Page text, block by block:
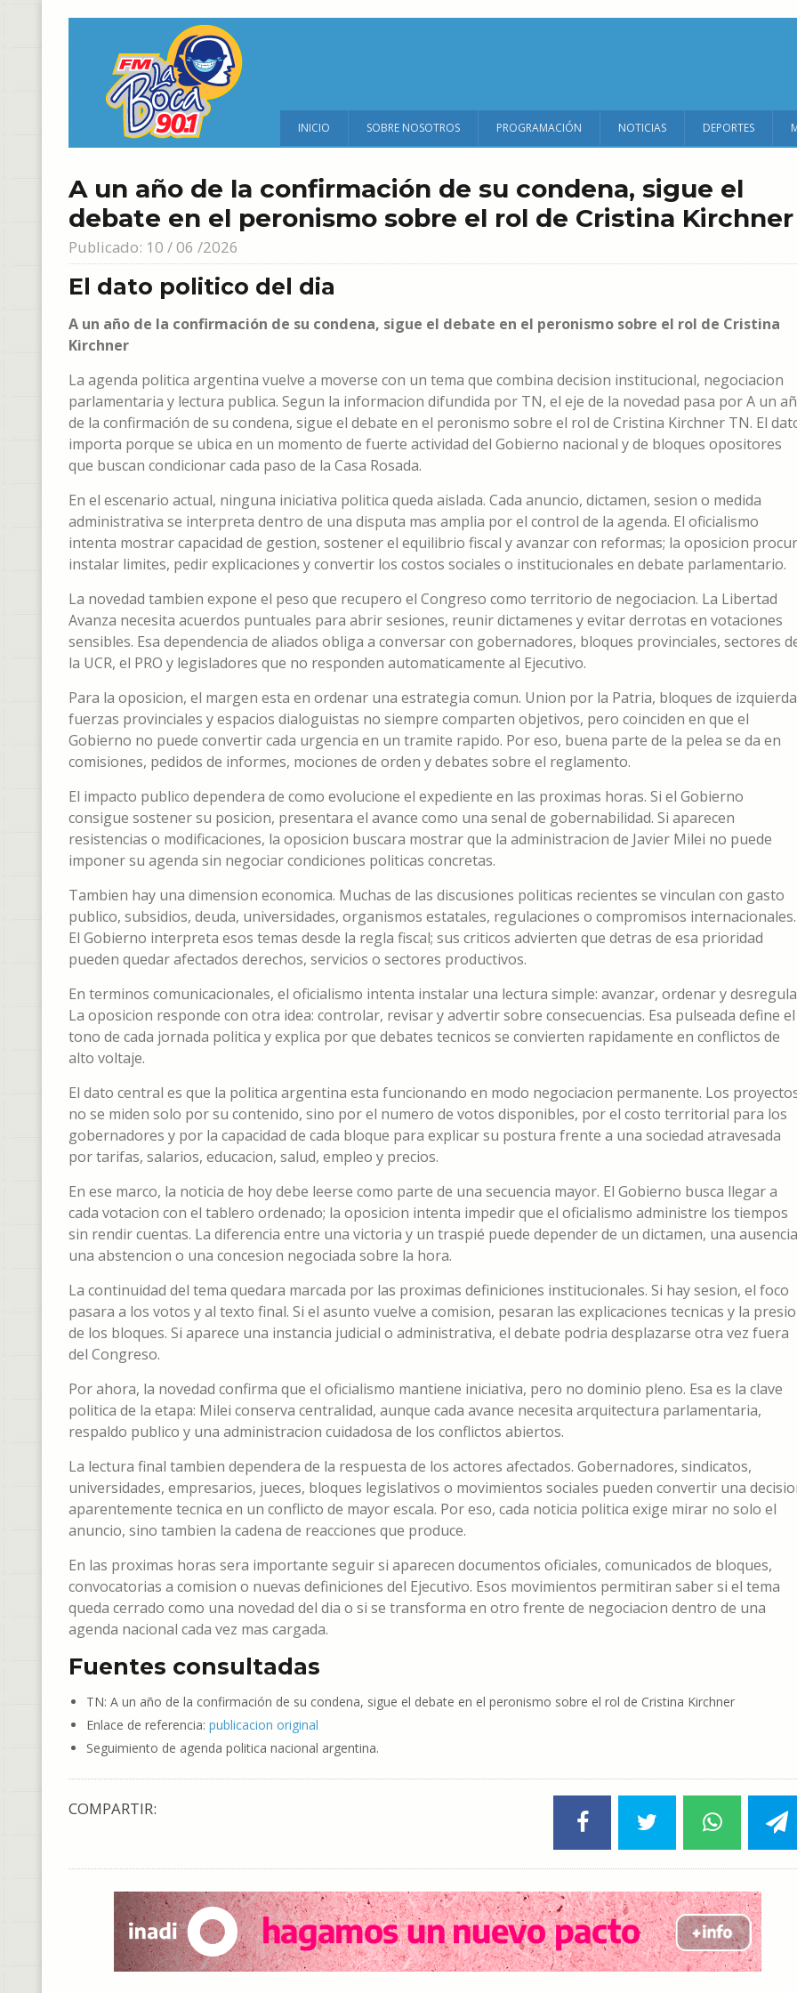
INICIO SOBRE NOSOTROS PROGRAMACIÓN NOTICIAS DEPORTES
A un año de la confirmación de su condena, sigue el
debate en el peronismo sobre el rol de Cristina Kirchner
Publicado: 10 / 06 /2026
El dato politico del dia
A un año de la confirmación de su condena, sigue el debate en el peronismo sobre el rol de Cristina
Kirchner
La agenda politica argentina vuelve a moverse con un tema que combina decision institucional, negociacion
parlamentaria y lectura publica. Segun la informacion difundida por TN, el eje de la novedad pasa por A un
de la confirmación de su condena, sigue el debate en el peronismo sobre el rol de Cristina Kirchner TN. El
importa porque se ubica en un momento de fuerte actividad del Gobierno nacional y de bloques opositores
que buscan condicionar cada paso de la Casa Rosada.
En el escenario actual, ninguna iniciativa politica queda aislada. Cada anuncio, dictamen, sesion o medida
administrativa se interpreta dentro de una disputa mas amplia por el control de la agenda. El oficialismo
intenta mostrar capacidad de gestion, sostener el equilibrio fiscal y avanzar con reformas; la oposicion
instalar limites, pedir explicaciones y convertir los costos sociales o institucionales en debate parlamentario.
La novedad tambien expone el peso que recupero el Congreso como territorio de negociacion. La Libertad
Avanza necesita acuerdos puntuales para abrir sesiones, reunir dictamenes y evitar derrotas en votaciones
sensibles. Esa dependencia de aliados obliga a conversar con gobernadores, bloques provinciales, sectores
la UCR, el PRO y legisladores que no responden automaticamente al Ejecutivo.
Para la oposicion, el margen esta en ordenar una estrategia comun. Union por la Patria, bloques de
fuerzas provinciales y espacios dialoguistas no siempre comparten objetivos, pero coinciden en que el
Gobierno no puede convertir cada urgencia en un tramite rapido. Por eso, buena parte de la pelea se da en
comisiones, pedidos de informes, mociones de orden y debates sobre el reglamento.
El impacto publico dependera de como evolucione el expediente en las proximas horas. Si el Gobierno
consigue sostener su posicion, presentara el avance como una senal de gobernabilidad. Si aparecen
resistencias o modificaciones, la oposicion buscara mostrar que la administracion de Javier Milei no puede
imponer su agenda sin negociar condiciones politicas concretas.
Tambien hay una dimension economica. Muchas de las discusiones politicas recientes se vinculan con gasto
publico, subsidios, deuda, universidades, organismos estatales, regulaciones o compromisos internacionales.
El Gobierno interpreta esos temas desde la regla fiscal; sus criticos advierten que detras de esa prioridad
pueden quedar afectados derechos, servicios o sectores productivos.
En terminos comunicacionales, el oficialismo intenta instalar una lectura simple: avanzar, ordenar y
La oposicion responde con otra idea: controlar, revisar y advertir sobre consecuencias. Esa pulseada define el
tono de cada jornada politica y explica por que debates tecnicos se convierten rapidamente en conflictos de
alto voltaje.
El dato central es que la politica argentina esta funcionando en modo negociacion permanente. Los
no se miden solo por su contenido, sino por el numero de votos disponibles, por el costo territorial para los
gobernadores y por la capacidad de cada bloque para explicar su postura frente a una sociedad atravesada
por tarifas, salarios, educacion, salud, empleo y precios.
En ese marco, la noticia de hoy debe leerse como parte de una secuencia mayor. El Gobierno busca llegar a
cada votacion con el tablero ordenado; la oposicion intenta impedir que el oficialismo administre los tiempos
sin rendir cuentas. La diferencia entre una victoria y un traspié puede depender de un dictamen, una
una abstencion o una concesion negociada sobre la hora.
La continuidad del tema quedara marcada por las proximas definiciones institucionales. Si hay sesion, el foco
pasara a los votos y al texto final. Si el asunto vuelve a comision, pesaran las explicaciones tecnicas y la
de los bloques. Si aparece una instancia judicial o administrativa, el debate podria desplazarse otra vez fuera
del Congreso.
Por ahora, la novedad confirma que el oficialismo mantiene iniciativa, pero no dominio pleno. Esa es la clave
politica de la etapa: Milei conserva centralidad, aunque cada avance necesita arquitectura parlamentaria,
respaldo publico y una administracion cuidadosa de los conflictos abiertos.
La lectura final tambien dependera de la respuesta de los actores afectados. Gobernadores, sindicatos,
universidades, empresarios, jueces, bloques legislativos o movimientos sociales pueden convertir una
aparentemente tecnica en un conflicto de mayor escala. Por eso, cada noticia politica exige mirar no solo el
anuncio, sino tambien la cadena de reacciones que produce.
En las proximas horas sera importante seguir si aparecen documentos oficiales, comunicados de bloques,
convocatorias a comision o nuevas definiciones del Ejecutivo. Esos movimientos permitiran saber si el tema
queda cerrado como una novedad del dia o si se transforma en otro frente de negociacion dentro de una
agenda nacional cada vez mas cargada.
Fuentes consultadas
TN: A un año de la confirmación de su condena, sigue el debate en el peronismo sobre el rol de Cristina Kirchner
Enlace de referencia: publicacion original
Seguimiento de agenda politica nacional argentina.
COMPARTIR: